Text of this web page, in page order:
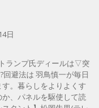
日
ランプ氏ディールは▽突
回避法は 羽鳥慎一が毎日
。暮らしをよりよくす
、パネルを駆使して読